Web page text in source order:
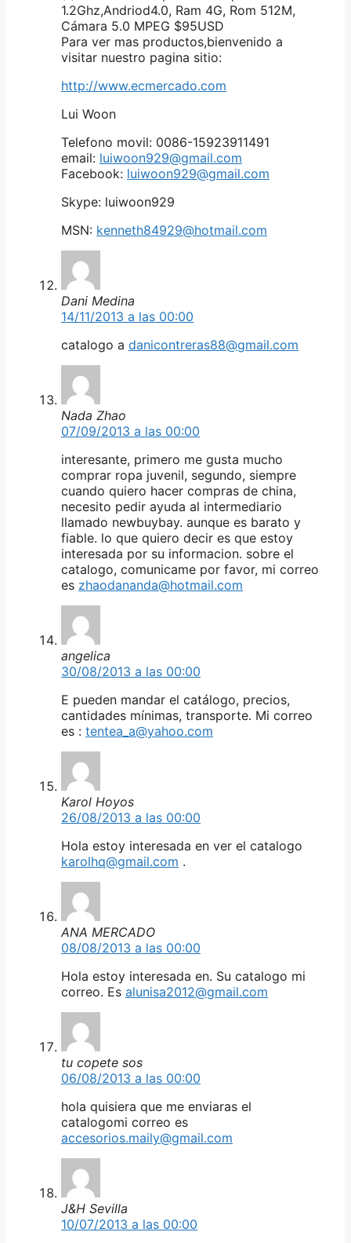
1.2Ghz,Andriod4.0, Ram 4G, Rom 512M,
Cámara 5.0 MPEG $95USD
Para ver mas productos,bienvenido a
visitar nuestro pagina sitio:
http://www.ecmercado.com
Lui Woon
Telefono movil: 0086-15923911491
email: luiwoon929@gmail.com
Facebook: luiwoon929@gmail.com
Skype: luiwoon929
MSN: kenneth84929@hotmail.com
Dani Medina
14/11/2013 a las 00:00
catalogo a danicontreras88@gmail.com
Nada Zhao
07/09/2013 a las 00:00
interesante, primero me gusta mucho
comprar ropa juvenil, segundo, siempre
cuando quiero hacer compras de china,
necesito pedir ayuda al intermediario
llamado newbuybay. aunque es barato y
fiable. lo que quiero decir es que estoy
interesada por su informacion. sobre el
catalogo, comunicame por favor, mi correo
es zhaodananda@hotmail.com
angelica
30/08/2013 a las 00:00
E pueden mandar el catálogo, precios,
cantidades mínimas, transporte. Mi correo
es : tentea_a@yahoo.com
Karol Hoyos
26/08/2013 a las 00:00
Hola estoy interesada en ver el catalogo
karolhq@gmail.com .
ANA MERCADO
08/08/2013 a las 00:00
Hola estoy interesada en. Su catalogo mi
correo. Es alunisa2012@gmail.com
tu copete sos
06/08/2013 a las 00:00
hola quisiera que me enviaras el
catalogomi correo es
accesorios.maily@gmail.com
J&H Sevilla
10/07/2013 a las 00:00